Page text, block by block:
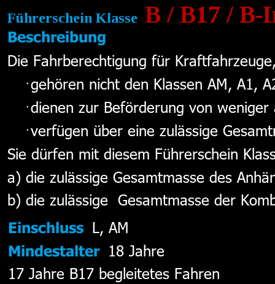
Führerschein Klasse B / B17 / B-
Beschreibung
Die Fahrberechtigung für
gehören nicht den Klassen AM, A1,
dienen zur Beförderung von
verfügen über eine zulässige
Sie dürfen mit diesem Führerschein
a) die zulässige Gesamtmasse des
b) die zulässige  Gesamtmasse der
Einschluss L, AM
Mindestalter 18 Jahre
17 Jahre B17 begleitetes Fahren